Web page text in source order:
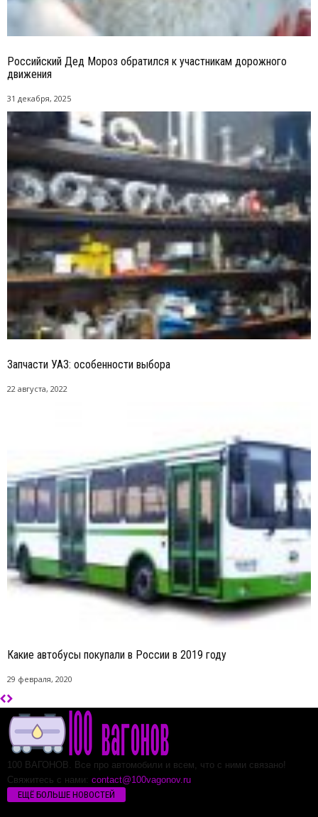
Российский Дед Мороз обратился к участникам дорожного
движения
31 декабря, 2025
Запчасти УАЗ: особенности выбора
22 августа, 2022
Какие автобусы покупали в России в 2019 году
29 февраля, 2020
100 ВАГОНОВ. Все про автомобили и всем, что с ними связано!
Свяжитесь с нами: contact@100vagonov.ru
ЕЩЁ БОЛЬШЕ НОВОСТЕЙ